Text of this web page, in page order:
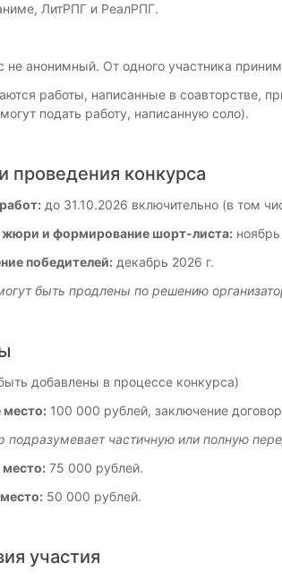
ЛитРПГ и РеалРПГ.
не анонимный. От одного участника
работы, написанные в соавторстве,
подать работу, написанную соло).
проведения конкурса
до 31.10.2026 включительно (в том
жюри и формирование шорт-листа:
победителей: декабрь 2026 г.
быть продлены по решению
добавлены в процессе конкурса)
место: 100 000 рублей, заключение
подразумевает частичную или полную
место: 75 000 рублей.
50 000 рублей.
участия